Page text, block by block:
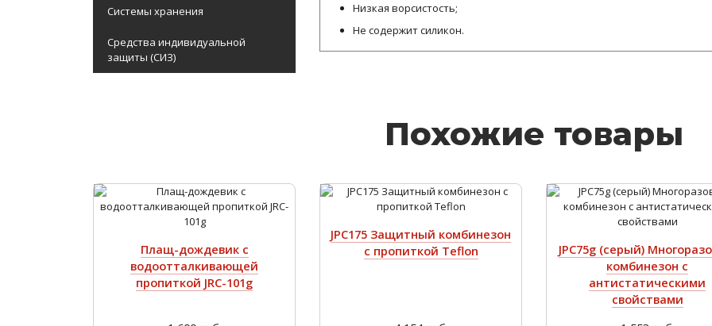
Системы хранения
Средства индивидуальной
защиты (СИЗ)
Низкая ворсистость;
Не содержит силикон.
Похожие товары
Плащ-дождевик с
водоотталкивающей
пропиткой JRC-101g
JPC175 Защитный комбинезон
с пропиткой Teflon
JPC75g (серый)
комбинезон с
антистатическими
свойствами